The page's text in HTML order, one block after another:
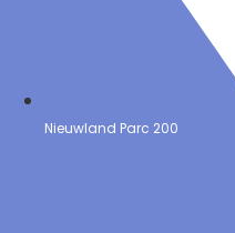
Nieuwland Parc 200